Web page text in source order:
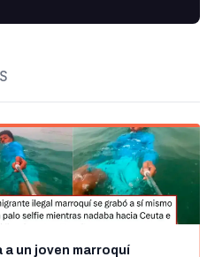
a un joven marroquí